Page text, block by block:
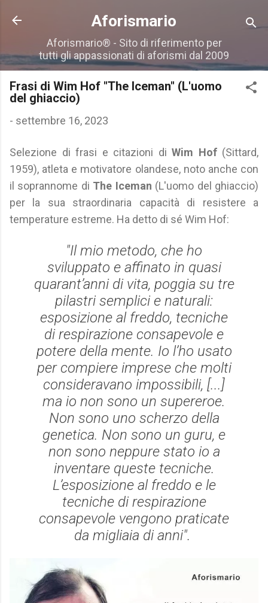
Passa ai contenuti principali
Aforismario
Aforismario® - Sito di riferimento per
tutti gli appassionati di aforismi dal 2009
Frasi di Wim Hof "The Iceman" (L'uomo
del ghiaccio)
- settembre 16, 2023
Selezione di frasi e citazioni di Wim Hof (Sittard,
1959), atleta e motivatore olandese, noto anche con
il soprannome di The Iceman (L'uomo del ghiaccio)
per la sua straordinaria capacità di resistere a
temperature estreme. Ha detto di sé Wim Hof:
"Il mio metodo, che ho
sviluppato e affinato in quasi
quarant’anni di vita, poggia su tre
pilastri semplici e naturali:
esposizione al freddo, tecniche
di respirazione consapevole e
potere della mente. Io l’ho usato
per compiere imprese che molti
consideravano impossibili, [...]
ma io non sono un supereroe.
Non sono uno scherzo della
genetica. Non sono un guru, e
non sono neppure stato io a
inventare queste tecniche.
L’esposizione al freddo e le
tecniche di respirazione
consapevole vengono praticate
da migliaia di anni".